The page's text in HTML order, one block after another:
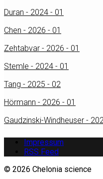
Duran - 2024 - 01
Chen - 2026 - 01
Zehtabvar - 2026 - 01
Stemle - 2024 - 01
Tang - 2025 - 02
Hörmann - 2026 - 01
Gaudzinski-Windheuser -
Impressum
RSS Feed
© 2026 Chelonia science